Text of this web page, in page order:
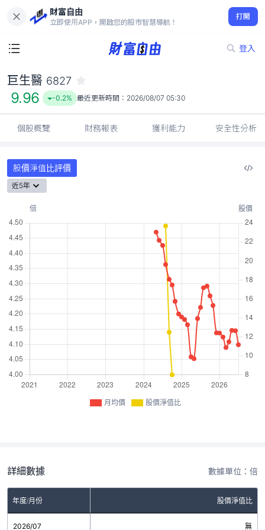
財富自由
立即使用APP，開啟您的股市智慧導航！
打開
登入
9.96
-0.2%
巨生醫 6827
9.96 -0.2% 最近更新時間： 2026/08/07 05:30
個股概覽 財務報表 獲利能力 安全性分析
股價淨值比評價
近5年
月均價 股價淨值比
詳細數據 數據單位：倍
年度/月份 股價淨值比
2026/07 無